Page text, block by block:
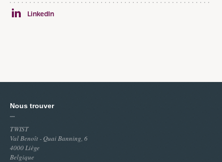
LinkedIn
Nous trouver
TWIST
Val Benoît - Quai Banning, 6
4000 Liège
Belgique